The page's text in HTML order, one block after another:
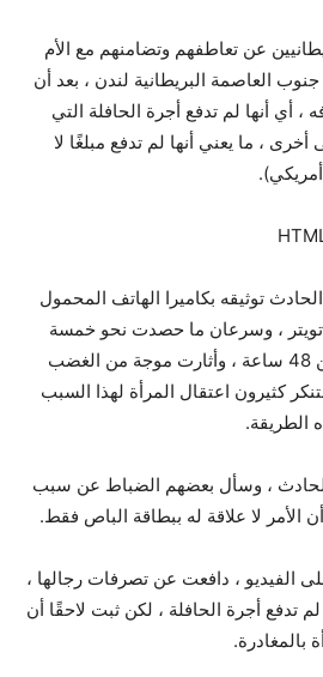
عن تعاطفهم وتضامنهم مع الأم
العاصمة البريطانية لندن ، بعد أن
أي أنها لم تدفع أجرة الحافلة التي
، ما يعني أنها لم تدفع مبلغًا لا
توثيقه بكاميرا الهاتف المحمول
، وسرعان ما حصدت نحو خمسة
ملايين مشاهدة في أقل من 48 ساعة ، وأثارت موجة من الغضب
كثيرون اعتقال المرأة لهذا السبب
الطريقة.
، وسأل بعضهم الضباط عن سبب
الأمر لا علاقة له ببطاقة الباص فقط.
الفيديو ، دافعت عن تصرفات رجالها ،
تدفع أجرة الحافلة ، لكن ثبت لاحقًا أن
بالمغادرة.